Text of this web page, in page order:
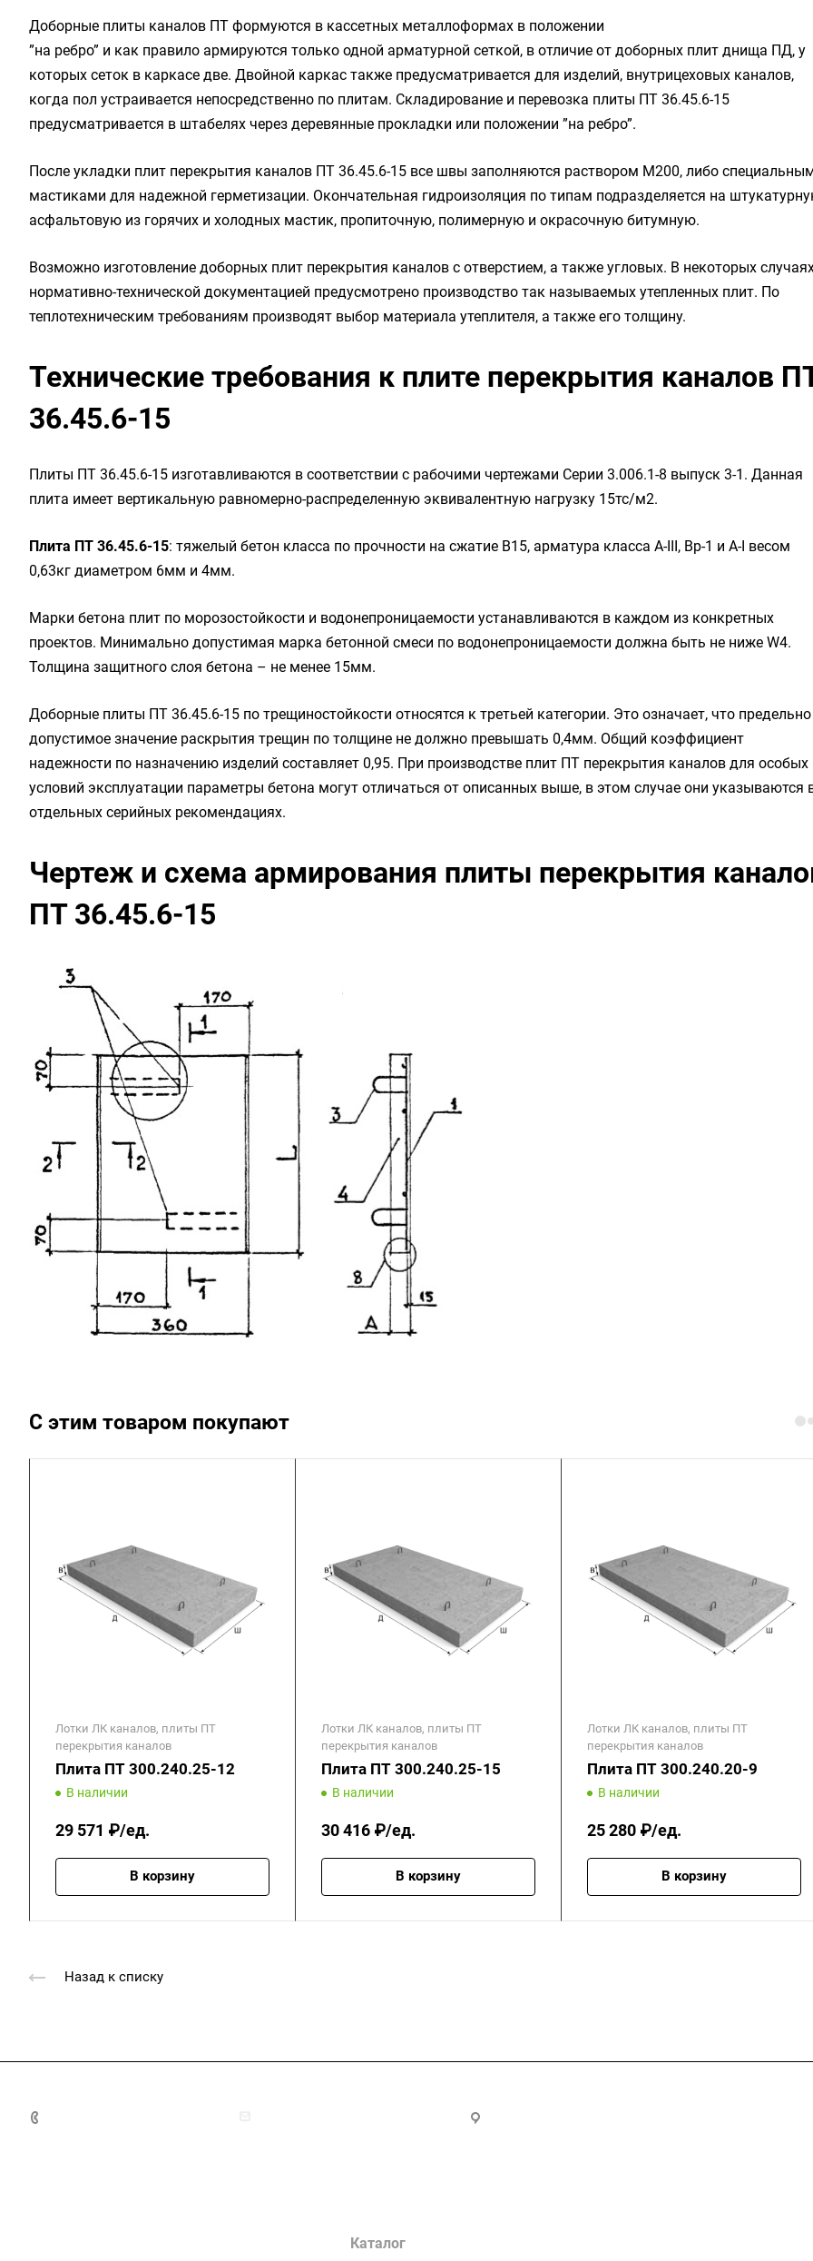
Доборные плиты каналов ПТ формуются в кассетных металлоформах в положении
”на ребро” и как правило армируются только одной арматурной сеткой, в отличие от доборных плит днища ПД, у
которых сеток в каркасе две. Двойной каркас также предусматривается для изделий, внутрицеховых каналов,
когда пол устраивается непосредственно по плитам. Складирование и перевозка плиты ПТ 36.45.6-15
предусматривается в штабелях через деревянные прокладки или положении ”на ребро”.
После укладки плит перекрытия каналов ПТ 36.45.6-15 все швы заполняются раствором М200, либо
мастиками для надежной герметизации. Окончательная гидроизоляция по типам подразделяется на
асфальтовую из горячих и холодных мастик, пропиточную, полимерную и окрасочную битумную.
Возможно изготовление доборных плит перекрытия каналов с отверстием, а также угловых. В некоторых
нормативно-технической документацией предусмотрено производство так называемых утепленных плит. По
теплотехническим требованиям производят выбор материала утеплителя, а также его толщину.
Технические требования к плите перекрытия каналов
36.45.6-15
Плиты ПТ 36.45.6-15 изготавливаются в соответствии с рабочими чертежами Серии 3.006.1-8 выпуск 3-1. Данная
плита имеет вертикальную равномерно-распределенную эквивалентную нагрузку 15тс/м2.
Плита ПТ 36.45.6-15: тяжелый бетон класса по прочности на сжатие B15, арматура класса А-III, Вр-1 и А-I весом
0,63кг диаметром 6мм и 4мм.
Марки бетона плит по морозостойкости и водонепроницаемости устанавливаются в каждом из конкретных
проектов. Минимально допустимая марка бетонной смеси по водонепроницаемости должна быть не ниже W4.
Толщина защитного слоя бетона – не менее 15мм.
Доборные плиты ПТ 36.45.6-15 по трещиностойкости относятся к третьей категории. Это означает, что предельно
допустимое значение раскрытия трещин по толщине не должно превышать 0,4мм. Общий коэффициент
надежности по назначению изделий составляет 0,95. При производстве плит ПТ перекрытия каналов для особых
условий эксплуатации параметры бетона могут отличаться от описанных выше, в этом случае они указываются
отдельных серийных рекомендациях.
Чертеж и схема армирования плиты перекрытия
ПТ 36.45.6-15
С этим товаром покупают
Лотки ЛК каналов, плиты ПТ
перекрытия каналов
Плита ПТ 300.240.25-12
В наличии
29 571 ₽/ед.
В корзину
Лотки ЛК каналов, плиты ПТ
перекрытия каналов
Плита ПТ 300.240.25-15
В наличии
30 416 ₽/ед.
В корзину
Лотки ЛК каналов, плиты ПТ
перекрытия каналов
Плита ПТ 300.240.20-9
В наличии
25 280 ₽/ед.
В корзину
Назад к списку
Каталог